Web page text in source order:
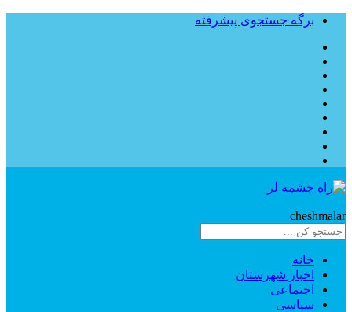
برگه جستجوی پیشرفته
cheshmalar
خانه
اخبار شهرستان
اجتماعی
سیاسی